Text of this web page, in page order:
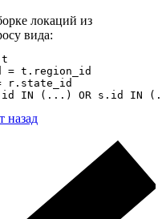
локаций из
вида:
t
= t.region_id
r.state_id
r.id IN (...) OR s.id IN
назад